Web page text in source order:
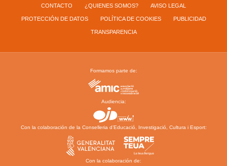
CONTACTO ¿QUIENES SOMOS? AVISO LEGAL
PROTECCIÓN DE DATOS POLÍTICA DE COOKIES PUBLICIDAD
TRANSPARENCIA
Formamos parte de:
Audiencia:
Con la colaboración de la Conselleria d’Educació, Investigació, Cultura i Esport:
Con la colaboración de: